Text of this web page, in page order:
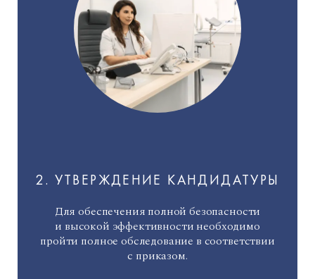
2. УТВЕРЖДЕНИЕ КАНДИДАТУРЫ
Для обеспечения полной безопасности
и высокой эффективности необходимо
пройти полное обследование в соответствии
с приказом.